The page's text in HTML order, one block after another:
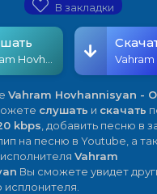
В закладки
Vahram Hovhannisyan -
слушать и скачать
kbps , добавить песню в
на песню в Youtube, а
Vahram
Вы сможете увидет
исплонителя.